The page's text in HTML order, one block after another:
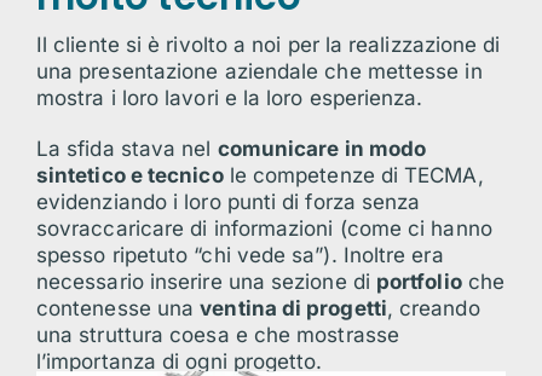
Il cliente si è rivolto a noi per la realizzazione di
una presentazione aziendale che mettesse in
mostra i loro lavori e la loro esperienza.
La sfida stava nel comunicare in modo
sintetico e tecnicole competenze di TECMA,
evidenziando i loro punti di forza senza
sovraccaricare di informazioni (come ci hanno
spesso ripetuto “chi vede sa”). Inoltre era
necessario inserire una sezione di portfolioche
contenesse unaventina di progetti, creando
una struttura coesa e che mostrasse
l’importanza di ogni progetto.